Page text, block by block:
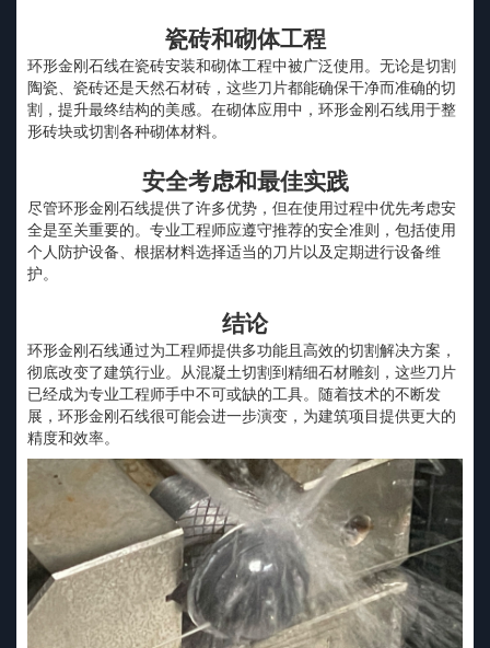
瓷砖和砌体工程
环形金刚石线在瓷砖安装和砌体工程中被广泛使用。无论是切割
陶瓷、瓷砖还是天然石材砖，这些刀片都能确保干净而准确的切
割，提升最终结构的美感。在砌体应用中，环形金刚石线用于整
形砖块或切割各种砌体材料。
安全考虑和最佳实践
尽管环形金刚石线提供了许多优势，但在使用过程中优先考虑安
全是至关重要的。专业工程师应遵守推荐的安全准则，包括使用
个人防护设备、根据材料选择适当的刀片以及定期进行设备维
护。
结论
环形金刚石线通过为工程师提供多功能且高效的切割解决方案，
彻底改变了建筑行业。从混凝土切割到精细石材雕刻，这些刀片
已经成为专业工程师手中不可或缺的工具。随着技术的不断发
展，环形金刚石线很可能会进一步演变，为建筑项目提供更大的
精度和效率。